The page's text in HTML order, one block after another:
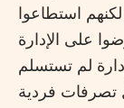
استطاعوا
على الإدارة
لم تستسلم
فردية